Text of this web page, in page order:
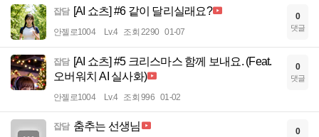
잡담 [AI 쇼츠] #6 같이 달리실래요?
안젤로1004 Lv.4 조회 2290 01-07
0
댓글
잡담 [AI 쇼츠] #5 크리스마스 함께 보내요. (Feat.
오버워치 AI 실사화)
안젤로1004 Lv.4 조회 996 01-02
0
댓글
잡담 춤추는 선생님 0